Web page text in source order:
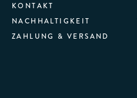
KONTAKT
NACHHALTIGKEIT
ZAHLUNG & VERSAND